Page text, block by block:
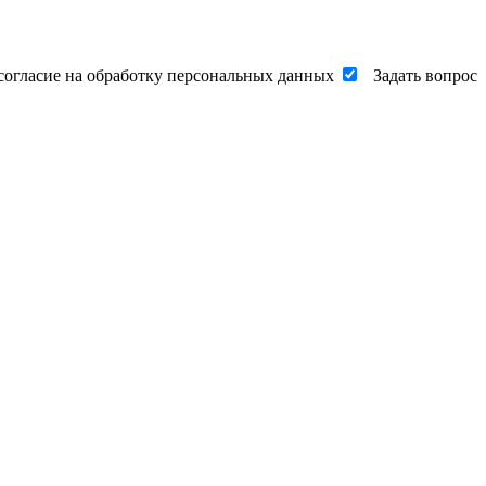
на обработку персональных данных Задать вопрос